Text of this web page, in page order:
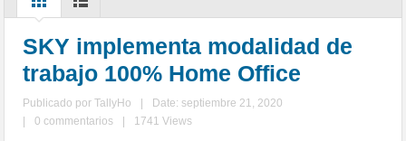
SKY implementa modalidad de
trabajo 100% Home Office
Publicado porTallyHo
Date: septiembre 21, 2020
0 commentarios 1741 Views